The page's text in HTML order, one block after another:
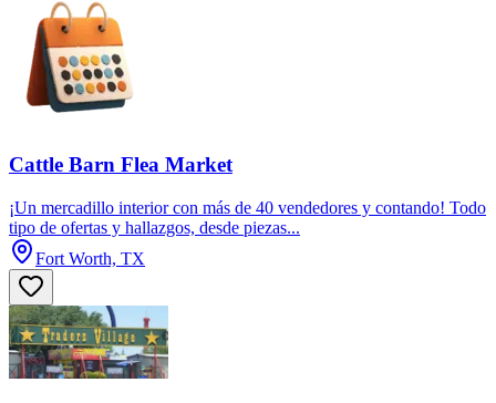
Cattle Barn Flea Market
¡Un mercadillo interior con más de 40 vendedores y contando! Todo
tipo de ofertas y hallazgos, desde piezas...
Fort Worth, TX